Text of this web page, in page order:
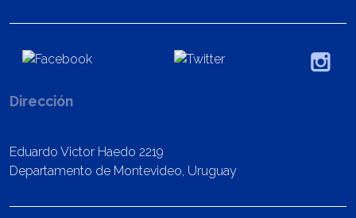
Dirección
Eduardo Victor Haedo 2219
Departamento de Montevideo, Uruguay